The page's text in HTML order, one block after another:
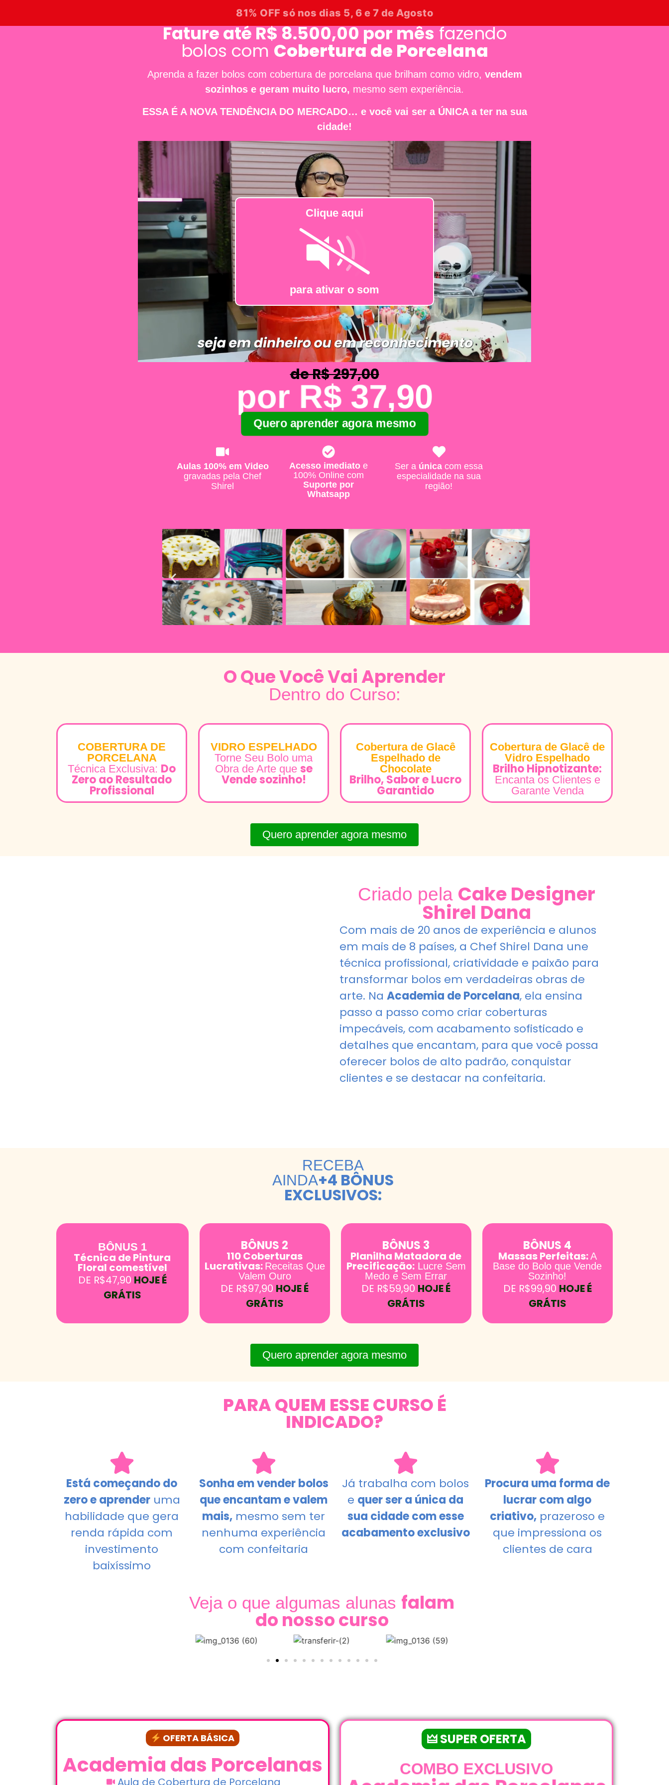
81% OFF só nos dias 5, 6 e 7 de Agosto
Fature até R$ 8.500,00 por mêsfazendo
bolos com Cobertura de Porcelana
Aprenda a fazer bolos com cobertura de porcelana que brilham como vidro, vendem
sozinhos e geram muito lucro, mesmo sem experiência.
ESSA É A NOVA TENDÊNCIA DO MERCADO… e você vai ser a ÚNICA a ter na sua
cidade!
de R$ 297,00
por R$ 37,90
Quero aprender agora mesmo
Aulas 100% em Video
gravadas pela Chef
Shirel
Acesso imediatoe
100% Online com
Suporte por
Whatsapp
Ser a única com essa
especialidade na sua
região!
O Que Você Vai Aprender
Dentro do Curso:
COBERTURA DE
PORCELANA
Técnica Exclusiva: Do
Zero ao Resultado
Profissional
VIDRO ESPELHADO
Torne Seu Bolo uma
Obra de Arte que se
Vende sozinho!
Cobertura de Glacê
Espelhado de
Chocolate
Brilho, Sabor e Lucro
Garantido
Cobertura de Glacê de
Vidro Espelhado
Brilho Hipnotizante:
Encanta os Clientes e
Garante Venda
Quero aprender agora mesmo
Criado pela Cake Designer
Shirel Dana
Com mais de 20 anos de experiência e alunos
em mais de 8 países, a Chef Shirel Dana une
técnica profissional, criatividade e paixão para
transformar bolos em verdadeiras obras de
arte. Na Academia de Porcelana, ela ensina
passo a passo como criar coberturas
impecáveis, com acabamento sofisticado e
detalhes que encantam, para que você possa
oferecer bolos de alto padrão, conquistar
clientes e se destacar na confeitaria.
RECEBA
AINDA+4 BÔNUS
EXCLUSIVOS:
BÔNUS 1
Técnica de Pintura
Floral comestível
DE R$47,90 HOJE É
GRÁTIS
BÔNUS 2
110 Coberturas
Lucrativas: Receitas Que
Valem Ouro
DE R$97,90 HOJE É
GRÁTIS
BÔNUS 3
Planilha Matadora de
Precificação:Lucre Sem
Medo e Sem Errar
DE R$59,90 HOJE É
GRÁTIS
BÔNUS 4
Massas Perfeitas:A
Base do Bolo que Vende
Sozinho!
DE R$99,90 HOJE É
GRÁTIS
Quero aprender agora mesmo
PARA QUEM ESSE CURSO É
INDICADO?
Está começando do
zero e aprenderuma
habilidade que gera
renda rápida com
investimento
baixíssimo
Sonha em vender bolos
que encantam e valem
mais, mesmo sem ter
nenhuma experiência
com confeitaria
Já trabalha com bolos
e quer ser a única da
sua cidade com esse
acabamento exclusivo
Procura uma forma de
lucrar com algo
criativo, prazeroso e
que impressiona os
clientes de cara
Veja o que algumas alunas falam
do nosso curso
OFERTA BÁSICA
Academia das Porcelanas
Aula de Cobertura de Porcelana
🜲 SUPER OFERTA
COMBO EXCLUSIVO